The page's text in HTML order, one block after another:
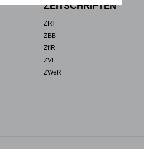
ZEITSCHRIFTEN
ZRI
ZBB
ZfIR
ZVI
ZWeR